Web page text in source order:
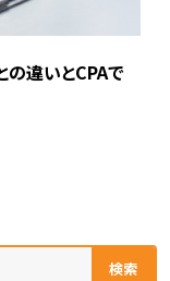
の違いとCPAで
検索